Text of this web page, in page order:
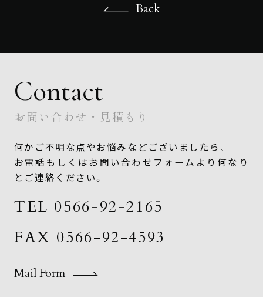
Back
Contact
お問い合わせ・見積もり
何かご不明な点やお悩みなどございましたら、
お電話もしくはお問い合わせフォームより何なり
とご連絡ください。
TEL 0566-92-2165
FAX 0566-92-4593
Mail Form